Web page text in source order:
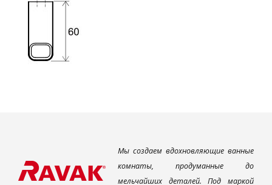
Мы создаем вдохновляющие ванные
комнаты, продуманные до
мельчайших деталей. Под маркой